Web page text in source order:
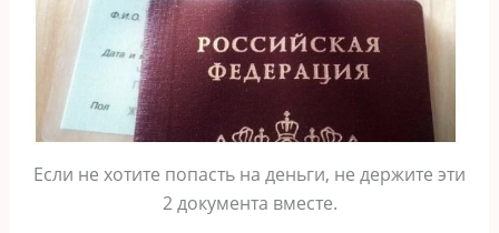
Если не хотите попасть на деньги, не держите эти
2 документа вместе.